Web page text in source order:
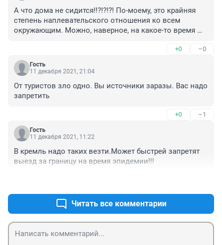
А что дома не сидится!!?!?!?! По-моему, это крайняя
степень наплевательского отношения ко всем
окружающим. Можно, наверное, на какое-то время
+0 –0
Гость
11 декабря 2021, 21:04
От туристов зло одно. Вы источники заразы. Вас надо
запретить
+0 –1
Гость
11 декабря 2021, 11:22
В кремль надо таких везти.Может быстрей запретят
выезд за границу на время эпидемии!!!
Читать все комментарии